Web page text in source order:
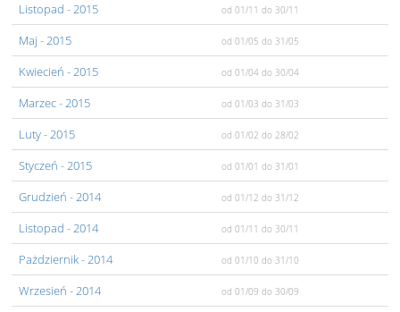
Listopad - 2015 od 01/11 do 30/11
Maj - 2015 od 01/05 do 31/05
Kwiecień - 2015 od 01/04 do 30/04
Marzec- 2015 od 01/03 do 31/03
Luty- 2015 od 01/02 do 28/02
Styczeń - 2015 od 01/01 do 31/01
Grudzień - 2014 od 01/12 do 31/12
Listopad - 2014 od 01/11 do 30/11
Pażdziernik- 2014 od 01/10 do 31/10
Wrzesień - 2014 od 01/09 do 30/09